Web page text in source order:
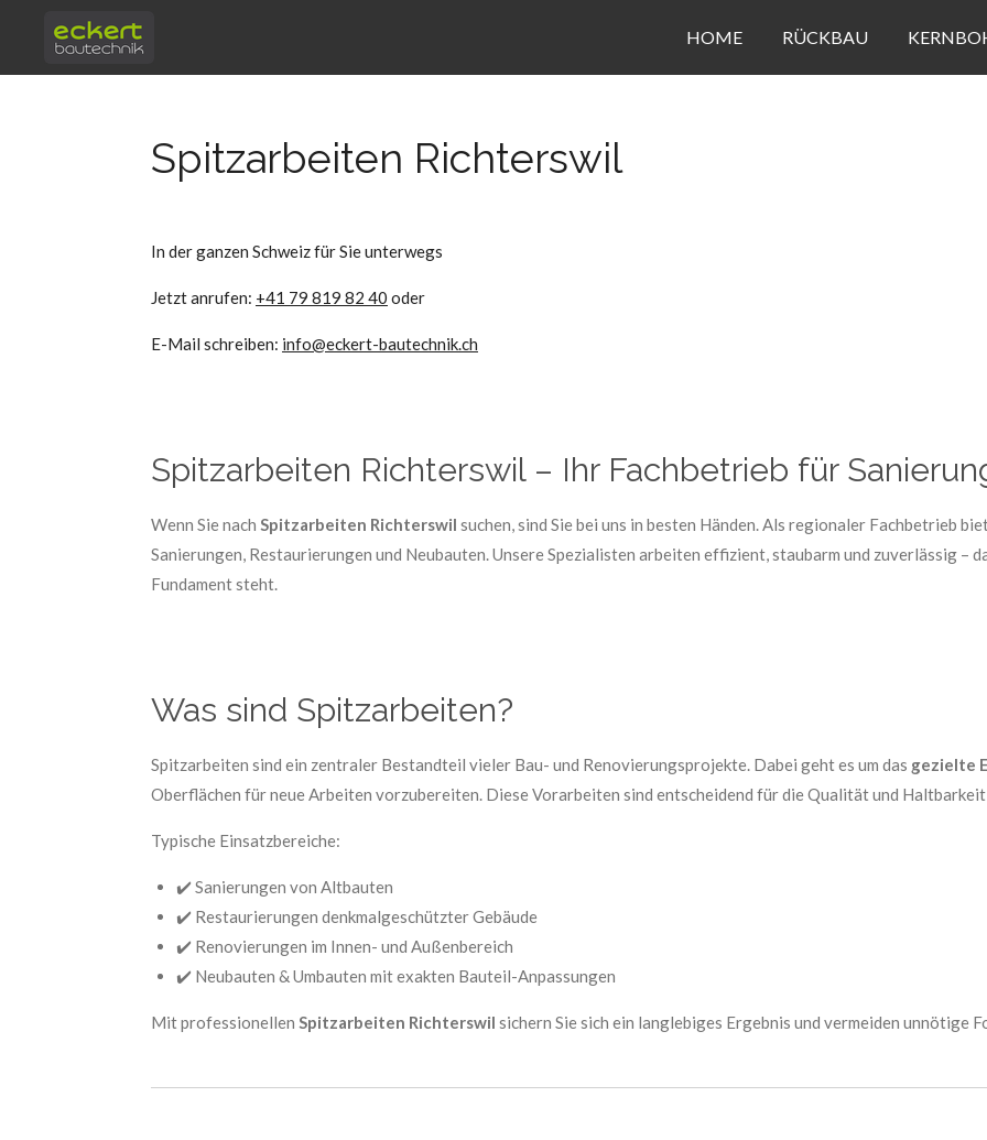
Hauptinhalt
HOME RÜCKBAU
Spitzarbeiten Richterswil
In der ganzen Schweiz für Sie unterwegs
Jetzt anrufen: +41 79 819 82 40 oder
E-Mail schreiben: info@eckert-bautechnik.ch
Spitzarbeiten Richterswil – Ihr Fachbetrieb für
Wenn Sie nach Spitzarbeiten Richterswil suchen, sind Sie bei uns in besten Händen. Als regionaler Fachbetrieb
Sanierungen, Restaurierungen und Neubauten. Unsere Spezialisten arbeiten effizient, staubarm und zuverlässig –
Fundament steht.
Was sind Spitzarbeiten?
Spitzarbeiten sind ein zentraler Bestandteil vieler Bau- und Renovierungsprojekte. Dabei geht es um das gezielte
Oberflächen für neue Arbeiten vorzubereiten. Diese Vorarbeiten sind entscheidend für die Qualität und
Typische Einsatzbereiche:
✔️ Sanierungen von Altbauten
✔️ Restaurierungen denkmalgeschützter Gebäude
✔️ Renovierungen im Innen- und Außenbereich
✔️ Neubauten & Umbauten mit exakten Bauteil-Anpassungen
Mit professionellen Spitzarbeiten Richterswil sichern Sie sich ein langlebiges Ergebnis und vermeiden unnötige